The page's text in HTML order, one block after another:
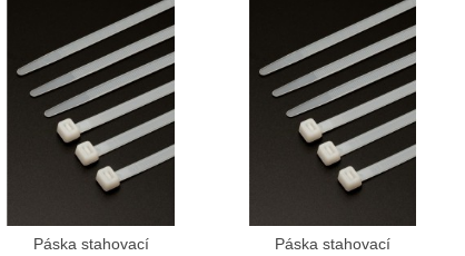
Zobrazit více
Páska stahovací
Zobrazit více
Páska stahovací